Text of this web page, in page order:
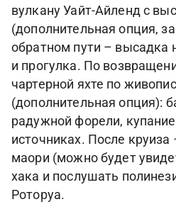
вулкану Уайт-Айленд с
(дополнительная опция,
обратном пути – высадка
и прогулка. По
чартерной яхте по
(дополнительная опция):
радужной форели,
источниках. После
маори (можно будет
хака и послушать
Роторуа.